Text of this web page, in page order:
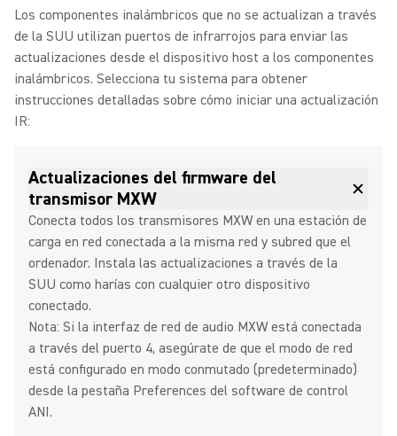
Los componentes inalámbricos que no se actualizan a través
de la SUU utilizan puertos de infrarrojos para enviar las
actualizaciones desde el dispositivo host a los componentes
inalámbricos. Selecciona tu sistema para obtener
instrucciones detalladas sobre cómo iniciar una actualización
IR:
Actualizaciones del firmware del
transmisor MXW
Conecta todos los transmisores MXW en una estación de
carga en red conectada a la misma red y subred que el
ordenador. Instala las actualizaciones a través de la
SUU como harías con cualquier otro dispositivo
conectado.
Nota: Si la interfaz de red de audio MXW está conectada
a través del puerto 4, asegúrate de que el modo de red
está configurado en modo conmutado (predeterminado)
desde la pestaña Preferences del software de control
ANI.